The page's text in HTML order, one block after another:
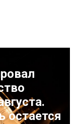
остается